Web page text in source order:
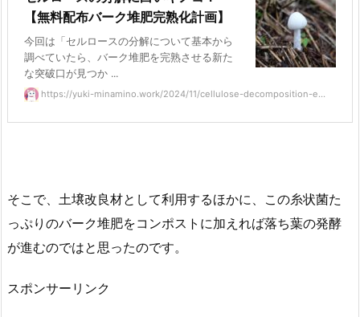
【無料配布バーク堆肥完熟化計画】
今回は「セルロースの分解について基本から
調べていたら、バーク堆肥を完熟させる新た
な突破口が見つか ...
https://yuki-minamino.work/2024/11/cellulose-decomposition-e...
そこで、土壌改良材として利用するほかに、この糸状菌た
っぷりのバーク堆肥をコンポストに加えれば落ち葉の発酵
が進むのではと思ったのです。
スポンサーリンク